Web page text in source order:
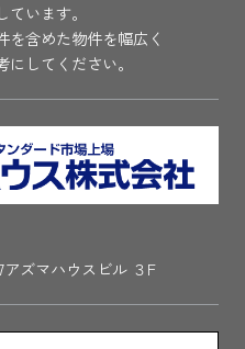
います。
を含めた物件を幅広く
してください。
ズマハウスビル ３F